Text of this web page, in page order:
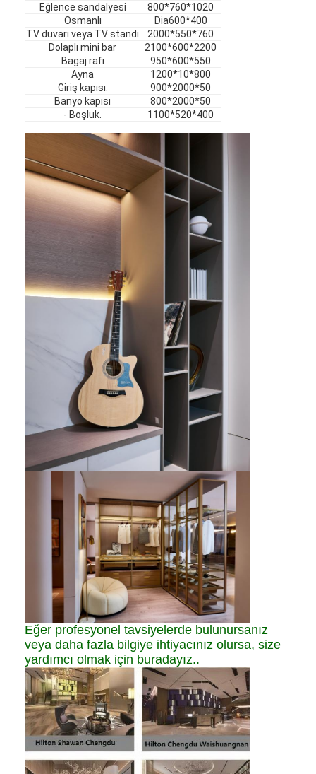
Davalar
Sorular
Şimdi konuşalım.
otel mobilyaları
Villa Mobilyaları
Daire Mobilyaları
Ticari kulüp mobilyaları
Yemek odası mobilyaları
Ofis mobilyaları
Mobilya Fikstürü
Döşemeli Mobilya
Eğlence sandalyesi
800*760*1020
Osmanlı
Dia600*400
TV duvarı veya TV standı
2000*550*760
Dolaplı mini bar
2100*600*2200
Bagaj rafı
950*600*550
Ayna
1200*10*800
Giriş kapısı.
900*2000*50
Banyo kapısı
800*2000*50
- Boşluk.
1100*520*400
Eğer profesyonel tavsiyelerde bulunursanız
veya daha fazla bilgiye ihtiyacınız olursa, size
yardımcı olmak için buradayız..